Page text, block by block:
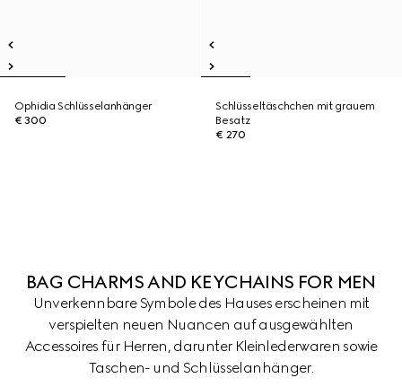
Ophidia Schlüsselanhänger
€ 300
Schlüsseltäschchen mit grauem
Besatz
€ 270
BAG CHARMS AND KEYCHAINS FOR MEN
Unverkennbare Symbole des Hauses erscheinen mit
verspielten neuen Nuancen auf ausgewählten
Accessoires für Herren, darunter Kleinlederwaren sowie
Taschen- und Schlüsselanhänger.